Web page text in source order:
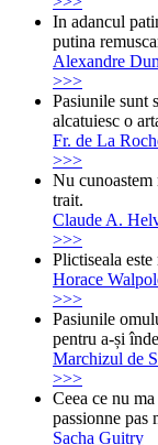
In adancul
putina
Alexandre
>>>
Pasiunile sunt
alcatuiesc o
Fr. de La
>>>
Nu
trait.
Claude A.
>>>
Plictiseala
Horace
>>>
Pasiunile
pentru a-și
Marchizul de
>>>
Ceea ce nu
passionne pas
Sacha Guitry